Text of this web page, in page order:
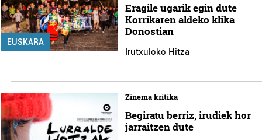
EUSKARA
Eragile ugarik egin dute
Korrikaren aldeko klika
Donostian
Irutxuloko Hitza
Zinema kritika
Begiratu berriz, irudiek hor
jarraitzen dute